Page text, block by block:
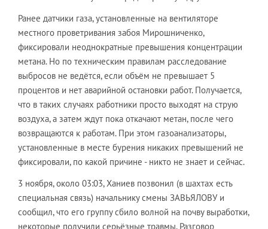
Ранее датчики газа, установленные на вентиляторе
местного проветривания забоя Мирошниченко,
фиксировали неоднократные превышения концентрации
метана. Но по техническим правилам расследование
выбросов не ведётся, если объём не превышает 5
процентов и нет аварийной остановки работ. Получается,
что в таких случаях работники просто выходят на струю
воздуха, а затем ждут пока откачают метан, после чего
возвращаются к работам. При этом газоанализаторы,
установленные в месте бурения никаких превышений не
фиксировали, по какой причине - никто не знает и сейчас.
3 ноября, около 03:03, Ханиев позвонил (в шахтах есть
специальная связь) начальнику смены ЗАВЬЯЛОВУ и
сообщил, что его группу сбило волной на почву выработки,
некоторые получили серьёзные травмы. Разговор